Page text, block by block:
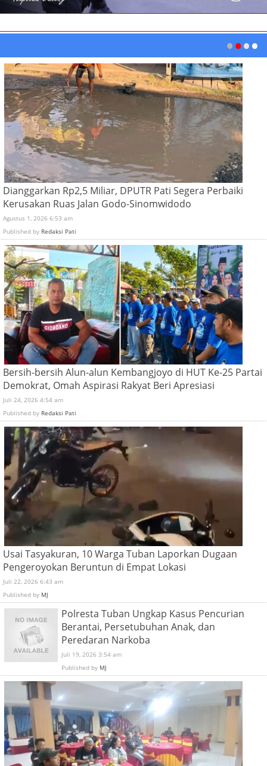
Dianggarkan Rp2,5 Miliar, DPUTR Pati Segera Perbaiki
Kerusakan Ruas Jalan Godo-Sinomwidodo
Agustus 1, 2026 6:53 am
Published by Redaksi Pati
Bersih-bersih Alun-alun Kembangjoyo di HUT Ke-25 Partai
Demokrat, Omah Aspirasi Rakyat Beri Apresiasi
Juli 24, 2026 4:54 am
Published by Redaksi Pati
Usai Tasyakuran, 10 Warga Tuban Laporkan Dugaan
Pengeroyokan Beruntun di Empat Lokasi
Juli 22, 2026 6:43 am
Published by MJ
Polresta Tuban Ungkap Kasus Pencurian
Berantai, Persetubuhan Anak, dan
Peredaran Narkoba
Juli 19, 2026 3:54 am
Published by MJ